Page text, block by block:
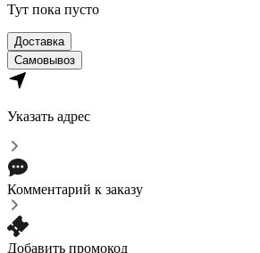
Тут пока пусто
Доставка
Самовывоз
Указать адрес
Комментарий к заказу
Добавить промокод